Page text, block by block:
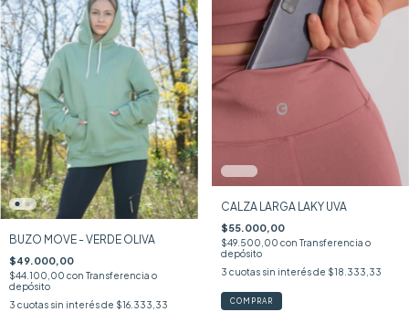
BUZO MOVE - VERDE OLIVA
$49.000,00
$44.100,00 con Transferencia o
depósito
3 cuotas sin interés de $16.333,33
CALZA LARGA LAKY UVA
$55.000,00
$49.500,00 con Transferencia o
depósito
3 cuotas sin interés de $18.333,33
COMPRAR